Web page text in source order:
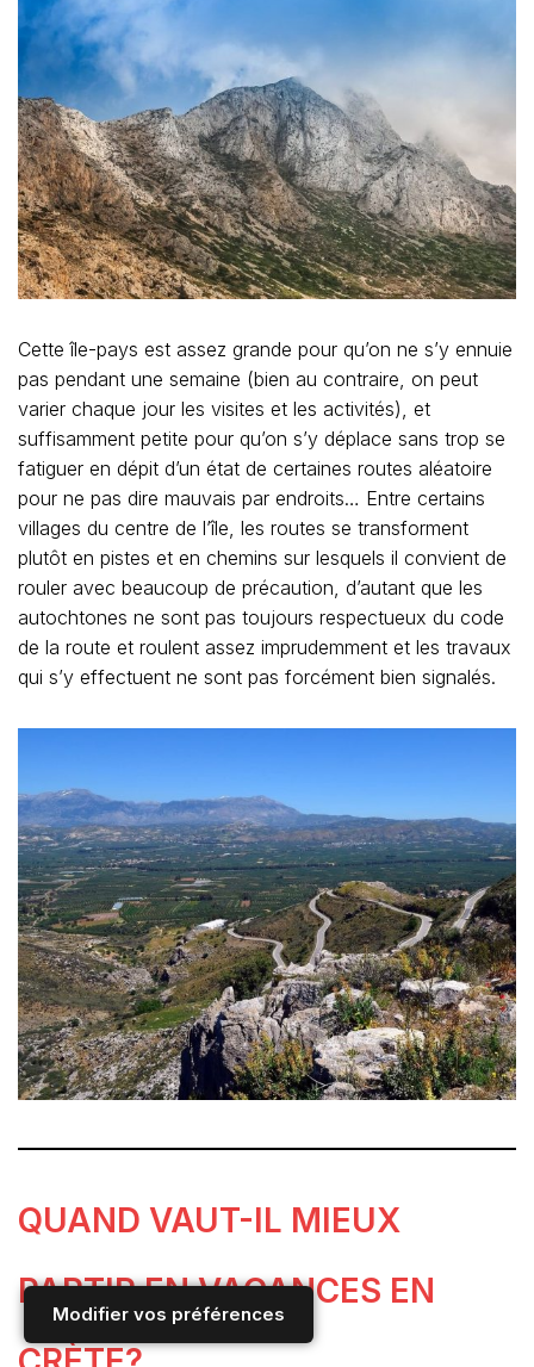
Modifier vos préférences
Cette île-pays est assez grande pour qu’on ne s’y ennuie
pas pendant une semaine (bien au contraire, on peut
varier chaque jour les visites et les activités), et
suffisamment petite pour qu’on s’y déplace sans trop se
fatiguer en dépit d’un état de certaines routes aléatoire
pour ne pas dire mauvais par endroits… Entre certains
villages du centre de l’île, les routes se transforment
plutôt en pistes et en chemins sur lesquels il convient de
rouler avec beaucoup de précaution, d’autant que les
autochtones ne sont pas toujours respectueux du code
de la route et roulent assez imprudemment et les travaux
qui s’y effectuent ne sont pas forcément bien signalés.
QUAND VAUT-IL MIEUX
PARTIR EN VACANCES EN